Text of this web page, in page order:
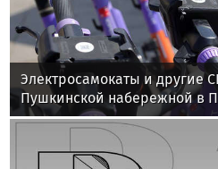
Электросамокаты и другие
Пушкинской набережной в